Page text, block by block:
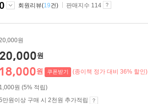
회원리뷰(19건) 판매지수 114
원
20,000원
18,000원 쿠폰받기 (종이책 정가 대비 36% 할인)
1,000원 (5% 적립)
만원이상 구매 시 2천원 추가적립